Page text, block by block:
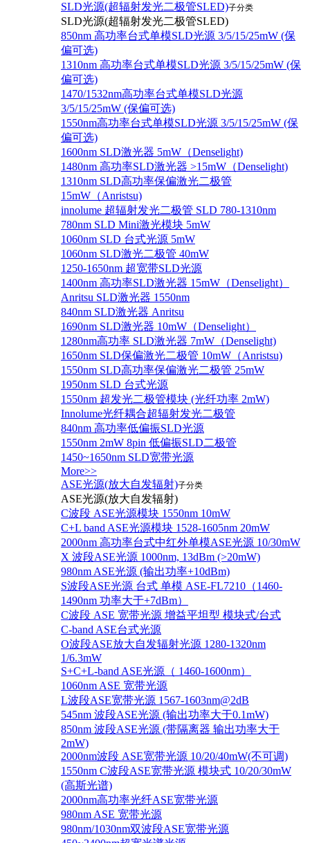
SLD光源(超辐射发光二极管SLED)子分类
SLD光源(超辐射发光二极管SLED)
850nm 高功率台式单模SLD光源 3/5/15/25mW (保
偏可选)
1310nm 高功率台式单模SLD光源 3/5/15/25mW (保
偏可选)
1470/1532nm高功率台式单模SLD光源
3/5/15/25mW (保偏可选)
1550nm高功率台式单模SLD光源 3/5/15/25mW (保
偏可选)
1600nm SLD激光器 5mW（Denselight)
1480nm 高功率SLD激光器 >15mW（Denselight)
1310nm SLD高功率保偏激光二极管
15mW（Anristsu)
innolume 超辐射发光二极管 SLD 780-1310nm
780nm SLD Mini激光模块 5mW
1060nm SLD 台式光源 5mW
1060nm SLD激光二极管 40mW
1250-1650nm 超宽带SLD光源
1400nm 高功率SLD激光器 15mW（Denselight）
Anritsu SLD激光器 1550nm
840nm SLD激光器 Anritsu
1690nm SLD激光器 10mW（Denselight）
1280nm高功率 SLD激光器 7mW（Denselight)
1650nm SLD保偏激光二极管 10mW（Anristsu)
1550nm SLD高功率保偏激光二极管 25mW
1950nm SLD 台式光源
1550nm 超发光二极管模块 (光纤功率 2mW)
Innolume光纤耦合超辐射发光二极管
840nm 高功率低偏振SLD光源
1550nm 2mW 8pin 低偏振SLD二极管
1450~1650nm SLD宽带光源
More>>
ASE光源(放大自发辐射)子分类
ASE光源(放大自发辐射)
C波段 ASE光源模块 1550nm 10mW
C+L band ASE光源模块 1528-1605nm 20mW
2000nm 高功率台式中红外单模ASE光源 10/30mW
X 波段ASE光源 1000nm, 13dBm (>20mW)
980nm ASE光源 (输出功率+10dBm)
S波段ASE光源 台式 单模 ASE-FL7210（1460-
1490nm 功率大于+7dBm）
C波段 ASE 宽带光源 增益平坦型 模块式/台式
C-band ASE台式光源
O波段ASE放大自发辐射光源 1280-1320nm
1/6.3mW
S+C+L-band ASE光源（ 1460-1600nm）
1060nm ASE 宽带光源
L波段ASE宽带光源 1567-1603nm@2dB
545nm 波段ASE光源 (输出功率大于0.1mW)
850nm 波段ASE光源 (带隔离器 输出功率大于
2mW)
2000nm波段 ASE宽带光源 10/20/40mW(不可调)
1550nm C波段ASE宽带光源 模块式 10/20/30mW
(高斯光谱)
2000nm高功率光纤ASE宽带光源
980nm ASE 宽带光源
980nm/1030nm双波段ASE宽带光源